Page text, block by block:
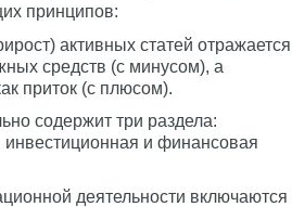
принципов:
активных статей отражается
средств (с минусом), а
приток (с плюсом).
содержит три раздела:
и финансовая
деятельности включаются